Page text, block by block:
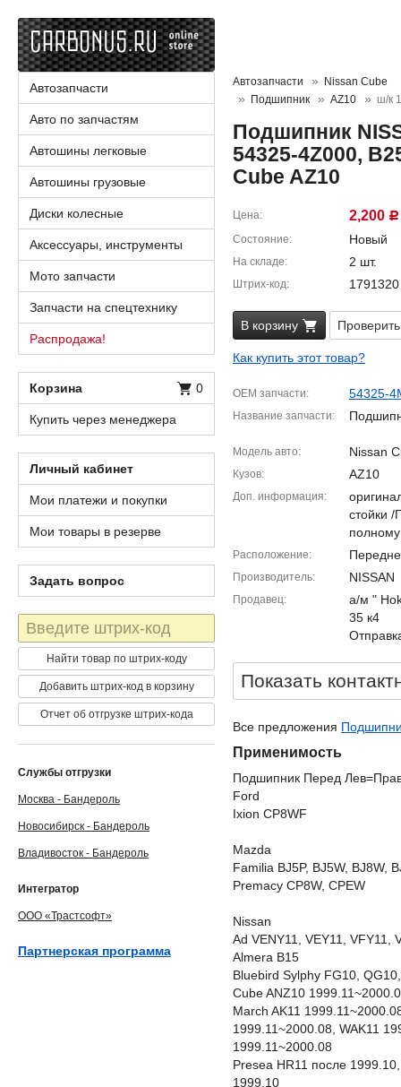
Автозапчасти
Nissan Cube
Подшипник
AZ10 ш/к
Подшипник
54325-4Z000,
Cube AZ10
Цена 2,200 Р
Состояние Новый
На складе 2 шт.
Штрих-код 1791320
В корзину
Как купить этот товар?
OEM запчасти 54325-
Название запчасти
Модель авто Nissan
Кузов AZ10
Доп. информация
стойки
Расположение
Производитель NISSAN
Продавец
а/м "
35 к4
Показать
Все предложения
Применимость
Подшипник Перед
Ford
Ixion CP8WF
Mazda
Familia BJ5P, BJ5W, BJ8W,
Premacy CP8W, CPEW
Nissan
Ad VENY11, VEY11, VFY11,
Almera B15
Bluebird Sylphy FG10,
Cube ANZ10
March AK11
1999.11~2000.08, WAK11
1999.11~2000.08
Presea HR11 после
1999.10
Автозапчасти
Авто по запчастям
Автошины легковые
Автошины грузовые
Диски колесные
Аксессуары, инструменты
Мото запчасти
Запчасти на спецтехнику
Распродажа!
Корзина 0
Купить через менеджера
Личный кабинет
Мои платежи и покупки
Мои товары в резерве
Задать вопрос
Штрих-
код
Найти товар по штрих-коду
Добавить штрих-код в корзину
Отчет об отгрузке штрих-кода
Службы отгрузки
Москва - Бандероль
Новосибирск - Бандероль
Владивосток - Бандероль
Интегратор
ООО «Трастсофт»
Партнерская программа